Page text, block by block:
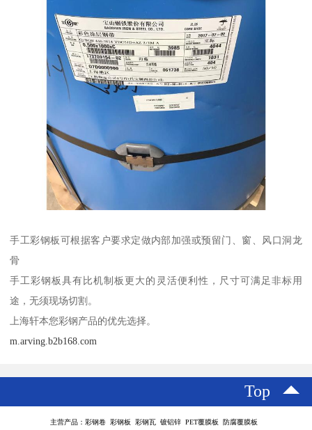
手工彩钢板可根据客户要求定做内部加强或预留门、窗、风口洞龙
骨
手工彩钢板具有比机制板更大的灵活便利性，尺寸可满足非标用
途，无须现场切割。
上海轩本您彩钢产品的优先选择。
m.arving.b2b168.com
Top
主营产品：彩钢卷 彩钢板 彩钢瓦 镀铝锌 PET覆膜板 防腐覆膜板